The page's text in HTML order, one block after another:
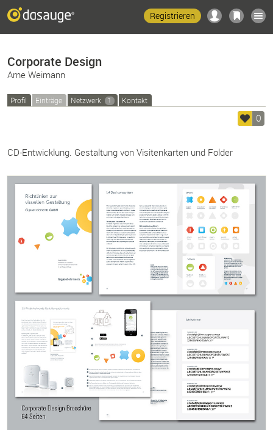
Registrieren
Corporate Design
Arne Weimann
Profil Einträge Netzwerk 1 Kontakt
0
CD-Entwicklung. Gestaltung von Visitenkarten und Folder